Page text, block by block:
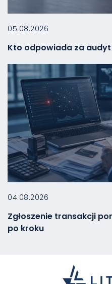
05.08.2026
Kto odpowiada za
04.08.2026
Zgłoszenie transakcji
po kroku